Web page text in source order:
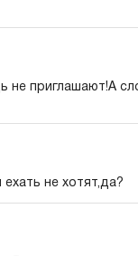
не приглашают!А
не хотят,да?